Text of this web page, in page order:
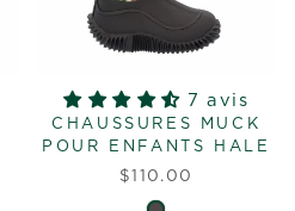
7 avis
CHAUSSURES MUCK
POUR ENFANTS HALE
$110.00